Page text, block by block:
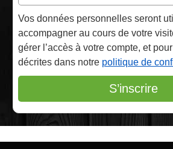
Vos données personnelles seront
accompagner au cours de votre
gérer l’accès à votre compte, et
décrites dans notre politique de
S’inscrire